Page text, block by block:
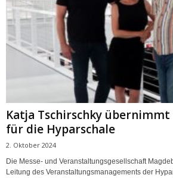
Katja Tschirschky
für die Hyparschale
2. Oktober 2024
Die Messe- und Veranstaltungsgesellschaft
Leitung des Veranstaltungsmanagements der